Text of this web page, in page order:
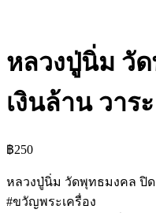
หลวงปู่นิ่ม วั
เงินล้าน วาร
฿250
หลวงปู่นิ่ม วัดพุทธมงคล ปิด
#ขวัญพระเครื่อง